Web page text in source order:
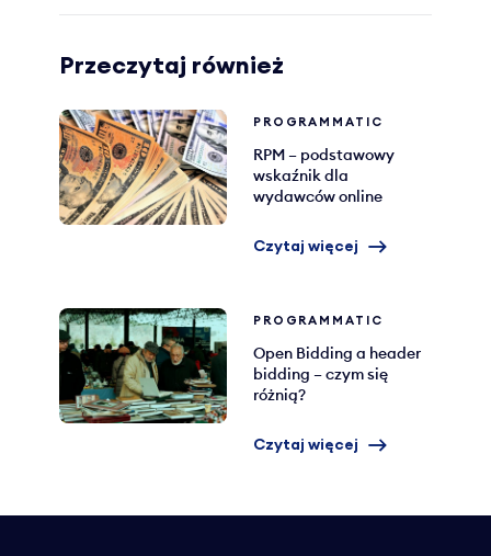
Przeczytaj również
PROGRAMMATIC
RPM – podstawowy
wskaźnik dla
wydawców online
Czytaj więcej
PROGRAMMATIC
Open Bidding a header
bidding – czym się
różnią?
Czytaj więcej